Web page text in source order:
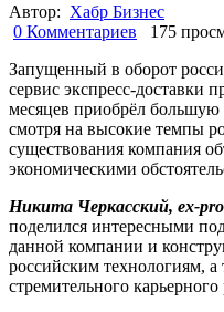
Автор: Хабр Бизнес
0 Комментариев
175
Запущенный в оборот
сервис экспресс-доставки
месяцев приобрёл
смотря на высокие темпы
существования компания
экономическими
Никита Черкасский, ex-
поделился интересными
данной компании и
российским технологиям,
стремительного карьерного